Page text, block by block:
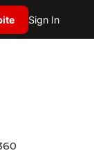
Sign In